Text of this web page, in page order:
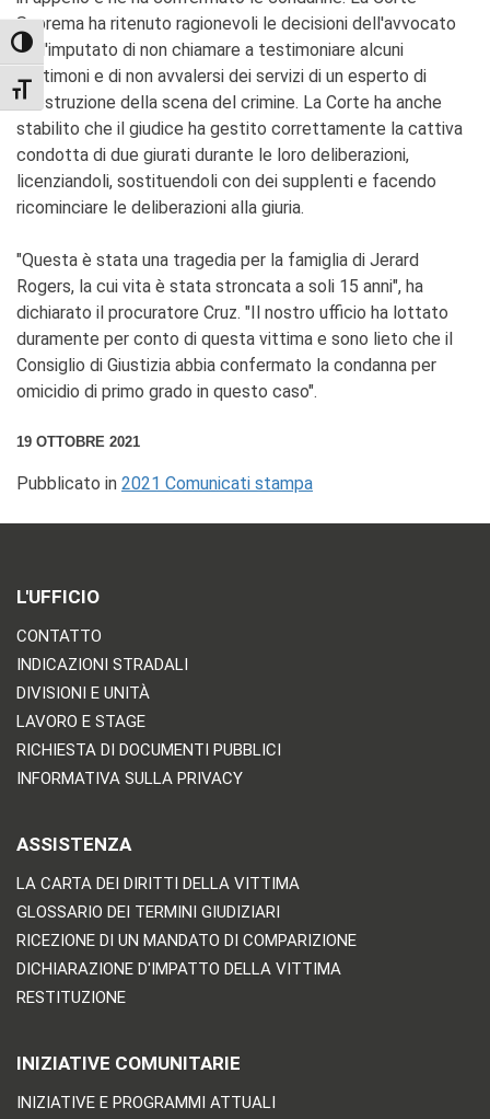
TOGGLE HIGH CONTRAST
TOGGLE FONT SIZE
Suprema ha ritenuto ragionevoli le decisioni dell'avvocato
dell'imputato di non chiamare a testimoniare alcuni
testimoni e di non avvalersi dei servizi di un esperto di
ricostruzione della scena del crimine. La Corte ha anche
stabilito che il giudice ha gestito correttamente la cattiva
condotta di due giurati durante le loro deliberazioni,
licenziandoli, sostituendoli con dei supplenti e facendo
ricominciare le deliberazioni alla giuria.
"Questa è stata una tragedia per la famiglia di Jerard
Rogers, la cui vita è stata stroncata a soli 15 anni", ha
dichiarato il procuratore Cruz. "Il nostro ufficio ha lottato
duramente per conto di questa vittima e sono lieto che il
Consiglio di Giustizia abbia confermato la condanna per
omicidio di primo grado in questo caso".
19 OTTOBRE 2021
Pubblicato in 2021 Comunicati stampa
L'UFFICIO
CONTATTO
INDICAZIONI STRADALI
DIVISIONI E UNITÀ
LAVORO E STAGE
RICHIESTA DI DOCUMENTI PUBBLICI
INFORMATIVA SULLA PRIVACY
ASSISTENZA
LA CARTA DEI DIRITTI DELLA VITTIMA
GLOSSARIO DEI TERMINI GIUDIZIARI
RICEZIONE DI UN MANDATO DI COMPARIZIONE
DICHIARAZIONE D'IMPATTO DELLA VITTIMA
RESTITUZIONE
INIZIATIVE COMUNITARIE
INIZIATIVE E PROGRAMMI ATTUALI